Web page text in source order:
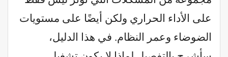
على الأداء الحراري ولكن أيضًا على مستويات
الضوضاء وعمر النظام. في هذا الدليل،